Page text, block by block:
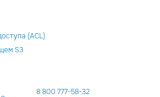
(ACL)
S3
8 800 777-58-32